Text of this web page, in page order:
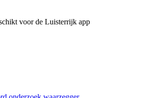
voor de Luisterrijk app